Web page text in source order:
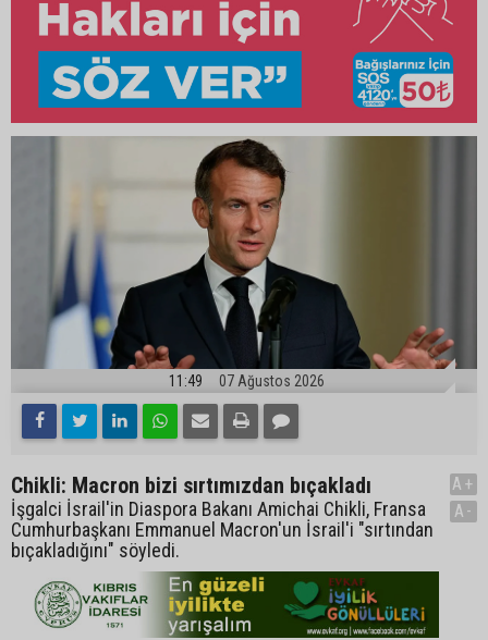
11:49 07 Ağustos 2026
Chikli: Macron bizi sırtımızdan bıçakladı
İşgalci İsrail'in Diaspora Bakanı Amichai Chikli, Fransa
Cumhurbaşkanı Emmanuel Macron'un İsrail'i "sırtından
bıçakladığını" söyledi.
A+
A-